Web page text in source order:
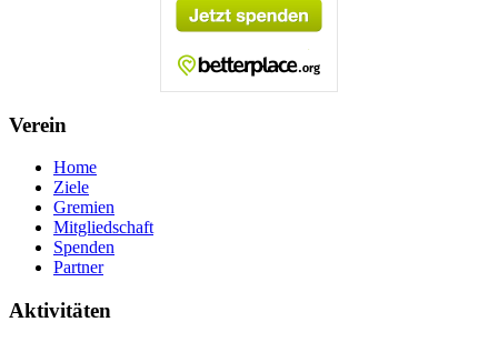
Verein
Home
Ziele
Gremien
Mitgliedschaft
Spenden
Partner
Aktivitäten